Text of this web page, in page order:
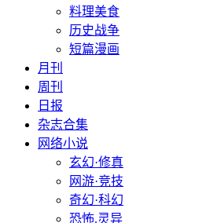
料理美食
历史战争
短篇漫画
月刊
周刊
日报
杂志合集
网络小说
玄幻·修真
网游·竞技
奇幻·科幻
恐怖.灵异